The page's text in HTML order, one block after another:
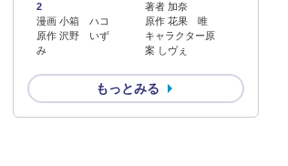
2
漫画 小箱 ハコ
原作 沢野 いず
み
著者 加奈
原作 花果 唯
キャラクター原
案 しヴぇ
もっとみる